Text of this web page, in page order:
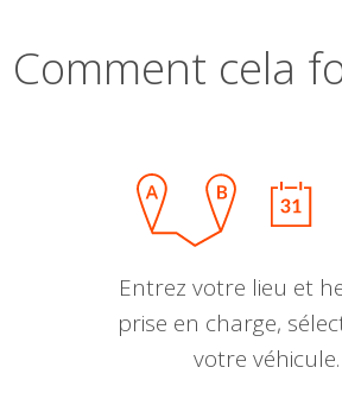
Comment cela
Entrez votre lieu et
prise en charge,
votre véhicule.